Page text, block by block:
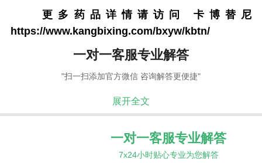
更多药品详情请访问 卡博替尼
https://www.kangbixing.com/bxyw/kbtn/
一对一客服专业解答
"扫一扫添加官方微信 咨询解答更便捷"
展开全文
一对一客服专业解答
7x24小时贴心专业为您解答